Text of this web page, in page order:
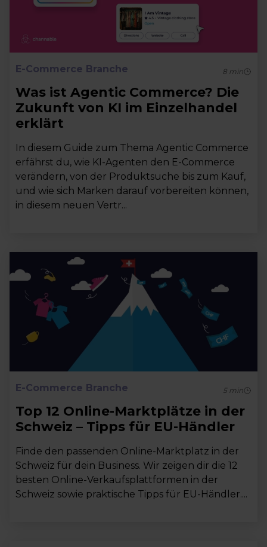
E-Commerce Branche 8min
Was ist Agentic Commerce? Die
Zukunft von KI im Einzelhandel
erklärt
In diesem Guide zum Thema Agentic Commerce
erfährst du, wie KI-Agenten den E-Commerce
verändern, von der Produktsuche bis zum Kauf,
und wie sich Marken darauf vorbereiten können,
in diesem neuen Vertr...
E-Commerce Branche 5min
Top 12 Online-Marktplätze in der
Schweiz – Tipps für EU-Händler
Finde den passenden Online-Marktplatz in der
Schweiz für dein Business. Wir zeigen dir die 12
besten Online-Verkaufsplattformen in der
Schweiz sowie praktische Tipps für EU-Händler....